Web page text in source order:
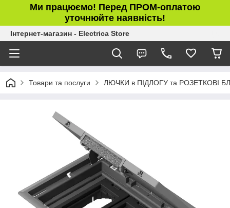
Ми працюємо! Перед ПРОМ-оплатою
уточнюйте наявність!
Інтернет-магазин - Electrica Store
Товари та послуги ЛЮЧКИ в ПІДЛОГУ та РОЗЕТКОВІ